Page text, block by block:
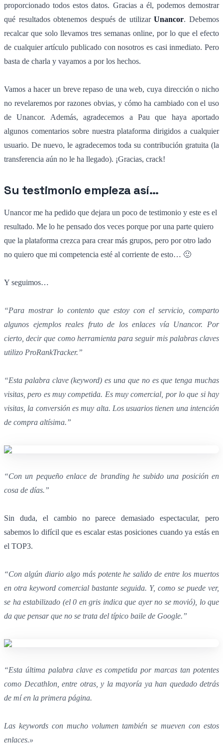
proporcionado todos estos datos. Gracias a él, podemos demostrar
qué resultados obtenemos después de utilizarUnancor. Debemos
recalcar que solo llevamos tres semanas online, por lo que el efecto
de cualquier artículo publicado con nosotros es casi inmediato. Pero
basta de charla y vayamos a por los hechos.
Vamos a hacer un breve repaso de una web, cuya dirección o nicho
no revelaremos por razones obvias, y cómo ha cambiado con el uso
de Unancor. Además, agradecemos a Pau que haya aportado
algunos comentarios sobre nuestra plataforma dirigidos a cualquier
usuario. De nuevo, le agradecemos toda su contribución gratuita (la
transferencia aún no le ha llegado). ¡Gracias, crack!
Su testimonio empieza así…
Unancor me ha pedido que dejara un poco de testimonio y este es el
resultado. Me lo he pensado dos veces porque por una parte quiero
que la plataforma crezca para crear más grupos, pero por otro lado
no quiero que mi competencia esté al corriente de esto… 🙂
Y seguimos…
“Para mostrar lo contento que estoy con el servicio, comparto
algunos ejemplos reales fruto de los enlaces vía Unancor. Por
cierto, decir que como herramienta para seguir mis palabras claves
utilizo ProRankTracker.”
“Esta palabra clave (keyword) es una que no es que tenga muchas
visitas, pero es muy competida. Es muy comercial, por lo que si hay
visitas, la conversión es muy alta. Los usuarios tienen una intención
de compra altísima.”
“Con un pequeño enlace de branding he subido una posición en
cosa de días.”
Sin duda, el cambio no parece demasiado espectacular, pero
sabemos lo difícil que es escalar estas posiciones cuando ya estás en
el TOP3.
“Con algún diario algo más potente he salido de entre los muertos
en otra keyword comercial bastante seguida. Y, como se puede ver,
se ha estabilizado (el 0 en gris indica que ayer no se movió), lo que
da que pensar que no se trata del típico baile de Google.”
“Esta última palabra clave es competida por marcas tan potentes
como Decathlon, entre otras, y la mayoría ya han quedado detrás
de mí en la primera página.
Las keywords con mucho volumen también se mueven con estos
enlaces.»